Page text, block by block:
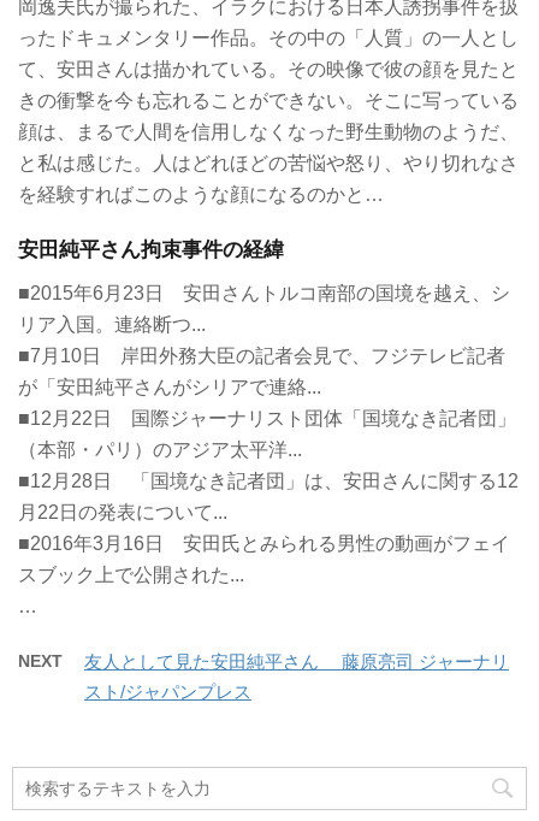
岡逸夫氏が撮られた、イラクにおける日本人誘拐事件を扱
ったドキュメンタリー作品。その中の「人質」の一人とし
て、安田さんは描かれている。その映像で彼の顔を見たと
きの衝撃を今も忘れることができない。そこに写っている
顔は、まるで人間を信用しなくなった野生動物のようだ、
と私は感じた。人はどれほどの苦悩や怒り、やり切れなさ
を経験すればこのような顔になるのかと…
安田純平さん拘束事件の経緯
■2015年6月23日 安田さんトルコ南部の国境を越え、シ
リア入国。連絡断つ...
■7月10日 岸田外務大臣の記者会見で、フジテレビ記者
が「安田純平さんがシリアで連絡...
■12月22日 国際ジャーナリスト団体「国境なき記者団」
（本部・パリ）のアジア太平洋...
■12月28日 「国境なき記者団」は、安田さんに関する12
月22日の発表について...
■2016年3月16日 安田氏とみられる男性の動画がフェイ
スブック上で公開された...
…
NEXT
友人として見た安田純平さん 藤原亮司 ジャーナリ
スト/ジャパンプレス